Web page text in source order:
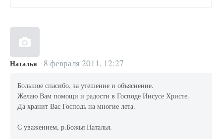
Наталья 8 февраля 2011, 12:27
Большое спасибо, за утешение и объяснение.
Желаю Вам помощи и радости в Господе Иисусе Христе.
Да хранит Вас Господь на многие лета.
С уважением, р.Божья Наталья.